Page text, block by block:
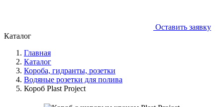
Оставить заявку
Каталог
Главная
Каталог
Короба, гидранты, розетки
Водяные розетки для полива
Короб Plast Project